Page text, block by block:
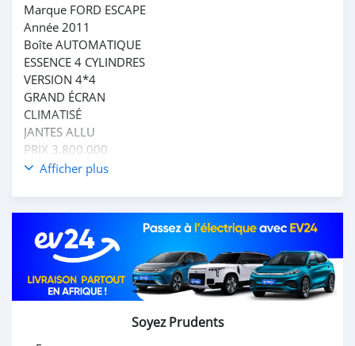
Marque FORD ESCAPE
Année 2011
Boîte AUTOMATIQUE
ESSENCE 4 CYLINDRES
VERSION 4*4
GRAND ÉCRAN
CLIMATISÉ
JANTES ALLU
PRIX 3.800.000
Afficher plus
Soyez Prudents